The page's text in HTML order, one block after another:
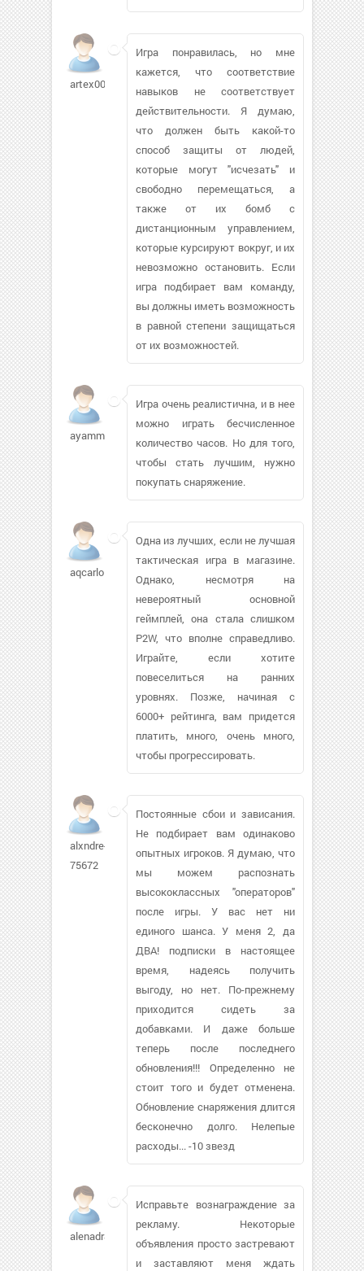
artex007
Игра понравилась, но мне
кажется, что соответствие
навыков не соответствует
действительности. Я думаю,
что должен быть какой-то
способ защиты от людей,
которые могут "исчезать" и
свободно перемещаться, а
также от их бомб с
дистанционным управлением,
которые курсируют вокруг, и их
невозможно остановить. Если
игра подбирает вам команду,
вы должны иметь возможность
в равной степени защищаться
от их возможностей.
ayamm
Игра очень реалистична, и в нее
можно играть бесчисленное
количество часов. Но для того,
чтобы стать лучшим, нужно
покупать снаряжение.
aqcarlo196
Одна из лучших, если не лучшая
тактическая игра в магазине.
Однако, несмотря на
невероятный основной
геймплей, она стала слишком
P2W, что вполне справедливо.
Играйте, если хотите
повеселиться на ранних
уровнях. Позже, начиная с
6000+ рейтинга, вам придется
платить, много, очень много,
чтобы прогрессировать.
alxndre-
75672
Постоянные сбои и зависания.
Не подбирает вам одинаково
опытных игроков. Я думаю, что
мы можем распознать
высококлассных "операторов"
после игры. У вас нет ни
единого шанса. У меня 2, да
ДВА! подписки в настоящее
время, надеясь получить
выгоду, но нет. По-прежнему
приходится сидеть за
добавками. И даже больше
теперь после последнего
обновления!!! Определенно не
стоит того и будет отменена.
Обновление снаряжения длится
бесконечно долго. Нелепые
расходы... -10 звезд
alenadr88
Исправьте вознаграждение за
рекламу. Некоторые
объявления просто застревают
и заставляют меня ждать